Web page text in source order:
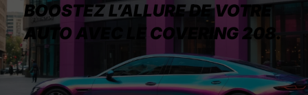
BOOSTEZ L’ALLURE DE VOTRE
AUTO AVEC LE COVERING 208.